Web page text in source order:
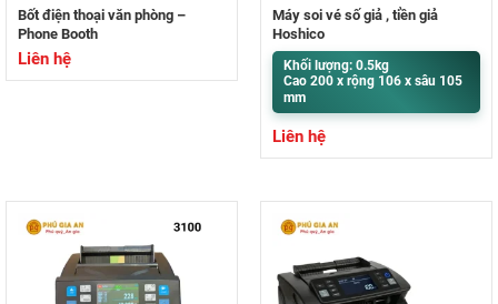
Bốt điện thoại văn phòng –
Phone Booth
Liên hệ
Máy soi vé số giả , tiền giả
Hoshico
Khối lượng: 0.5kg
Cao 200 x rộng 106 x sâu 105
mm
Liên hệ